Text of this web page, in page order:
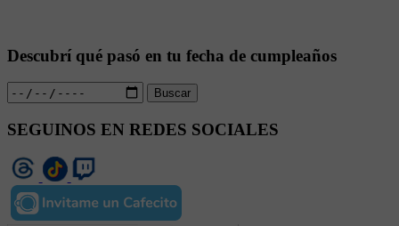
Descubrí qué pasó en tu fecha de cumpleaños
Buscar
SEGUINOS EN REDES SOCIALES